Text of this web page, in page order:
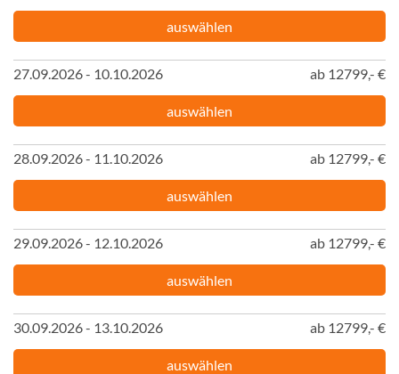
auswählen
27.09.2026 - 10.10.2026 ab 12799,- €
auswählen
28.09.2026 - 11.10.2026 ab 12799,- €
auswählen
29.09.2026 - 12.10.2026 ab 12799,- €
auswählen
30.09.2026 - 13.10.2026 ab 12799,- €
auswählen